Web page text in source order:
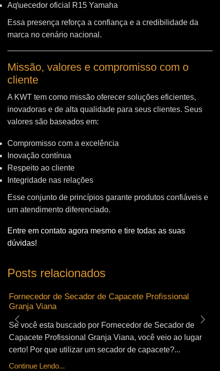
Aq\uecedor oficial R15 Yamaha
Essa presença reforça a confiança e a credibilidade da
marca no cenário nacional.
Missão, valores e compromisso com o
cliente
A KWT tem como missão oferecer soluções eficientes,
inovadoras e de alta qualidade para seus clientes. Seus
valores são baseados em:
Compromisso com a excelência
Inovação contínua
Respeito ao cliente
Integridade nas relações
Esse conjunto de princípios garante produtos confiáveis e
um atendimento diferenciado.
Entre em contato agora mesmo e tire todas as suas
dúvidas!
Posts relacionados
Fornecedor de Secador de Capacete Profissional
Granja Viana
Se você esta buscado por Fornecedor de Secador de
Capacete Profissional Granja Viana, você veio ao lugar
certo! Por que utilizar um secador de capacete?...
Continue Lendo...